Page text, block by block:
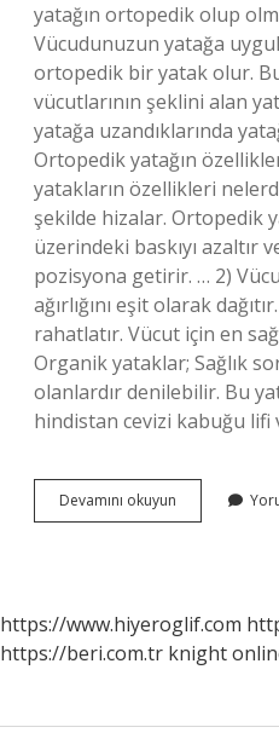
yatağın ortopedik olup
Vücudunuzun yatağa
ortopedik bir yatak olur.
vücutlarının şeklini alan
yatağa uzandıklarında
Ortopedik yatağın
yatakların özellikleri
şekilde hizalar. Ortopedik
üzerindeki baskıyı azaltır
pozisyona getirir. … 2)
ağırlığını eşit olarak
rahatlatır. Vücut için en
Organik yataklar; Sağlık
olanlardır denilebilir. Bu
hindistan cevizi kabuğu lifi
Devamını okuyun Ortopedik
Yatak
https://www.hiyeroglif.com
https://beri.com.tr knight